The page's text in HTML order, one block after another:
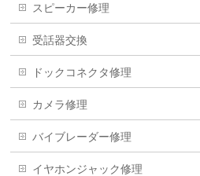
スピーカー修理
受話器交換
ドックコネクタ修理
カメラ修理
バイブレーダー修理
イヤホンジャック修理